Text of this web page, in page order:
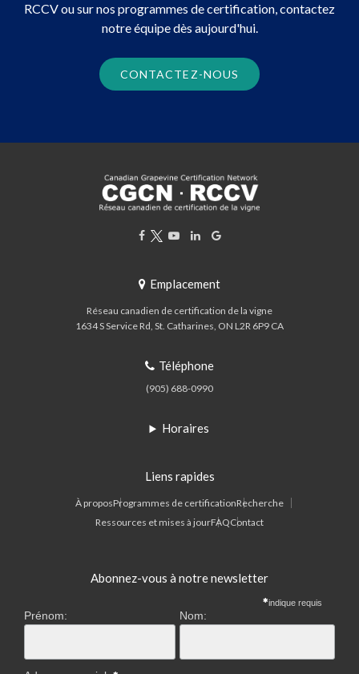
RCCV ou sur nos programmes de certification, contactez
notre équipe dès aujourd'hui.
CONTACTEZ-NOUS
Emplacement
Réseau canadien de certification de la vigne
1634 S Service Rd St. Catharines ON L2R 6P9 CA
Téléphone
(905) 688-0990
Horaires
Liens rapides
À proposProgrammes de certificationRecherche
Ressources et mises à jourFAQContact
Abonnez-vous à notre newsletter
indique requis
Prénom: Nom: